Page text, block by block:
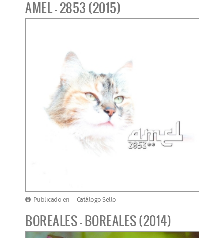
AMEL - 2853 (2015)
Publicado en Catálogo Sello
BOREALES - BOREALES (2014)